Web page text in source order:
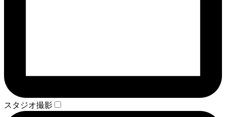
スタジオ撮影